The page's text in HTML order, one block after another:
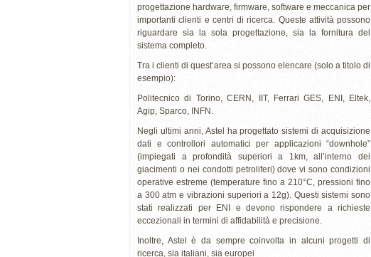
progettazione hardware, firmware, software e meccanica per
importanti clienti e centri di ricerca. Queste attività possono
riguardare sia la sola progettazione, sia la fornitura del
sistema completo.
Tra i clienti di quest’area si possono elencare (solo a titolo di
esempio):
Politecnico di Torino, CERN, IIT, Ferrari GES, ENI, Eltek,
Agip, Sparco, INFN.
Negli ultimi anni, Astel ha progettato sistemi di acquisizione
dati e controllori automatici per applicazioni “downhole”
(impiegati a profondità superiori a 1km, all’interno dei
giacimenti o nei condotti petroliferi) dove vi sono condizioni
operative estreme (temperature fino a 210°C, pressioni fino
a 300 atm e vibrazioni superiori a 12g). Questi sistemi sono
stati realizzati per ENI e devono rispondere a richieste
eccezionali in termini di affidabilità e precisione.
Inoltre, Astel è da sempre coinvolta in alcuni progetti di
ricerca, sia italiani, sia europei